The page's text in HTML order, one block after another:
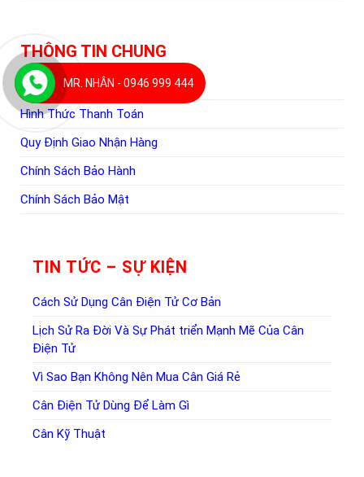
THÔNG TIN CHUNG
Hướng Dẫn Mua Hàng
Hình Thức Thanh Toán
Quy Định Giao Nhận Hàng
Chính Sách Bảo Hành
Chính Sách Bảo Mật
TIN TỨC – SỰ KIỆN
Cách Sử Dụng Cân Điện Tử Cơ Bản
Lịch Sử Ra Đời Và Sự Phát triển Mạnh Mẽ Của Cân
Điện Tử
Vì Sao Bạn Không Nên Mua Cân Giá Rẻ
Cân Điện Tử Dùng Để Làm Gì
Cân Kỹ Thuật
MR. NHÂN - 0946 999 444